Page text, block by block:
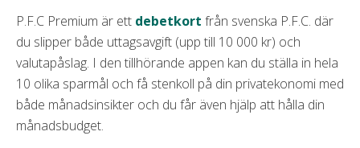
P.F.C Premium är ett debetkort från svenska P.F.C. där
du slipper både uttagsavgift (upp till 10 000 kr) och
valutapåslag. I den tillhörande appen kan du ställa in hela
10 olika sparmål och få stenkoll på din privatekonomi med
både månadsinsikter och du får även hjälp att hålla din
månadsbudget.